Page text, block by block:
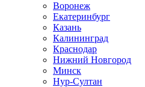
Воронеж
Екатеринбург
Казань
Калининград
Краснодар
Нижний Новгород
Минск
Нур-Султан